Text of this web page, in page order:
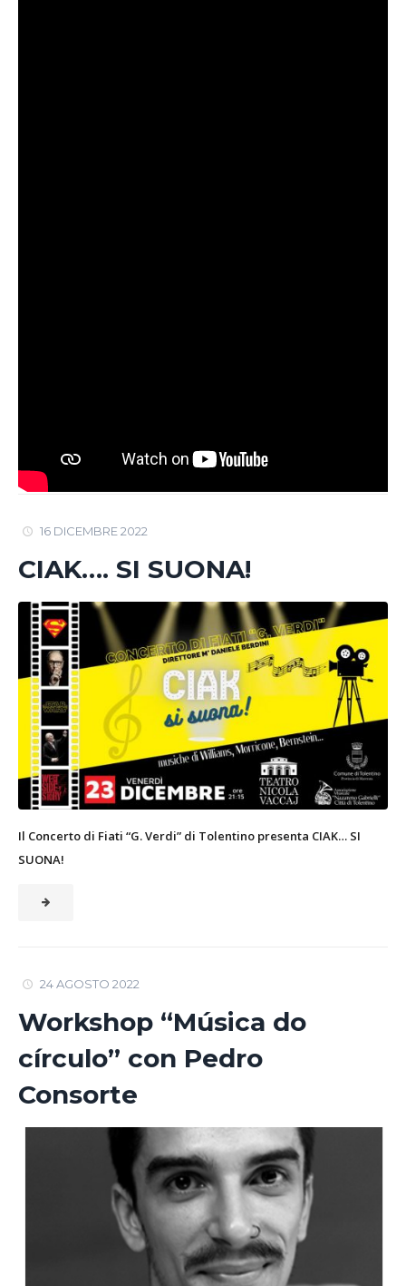
16 DICEMBRE 2022
CIAK…. SI SUONA!
Il Concerto di Fiati “G. Verdi” di Tolentino presenta CIAK… SI
SUONA!
24 AGOSTO 2022
Workshop “Música do
círculo” con Pedro
Consorte